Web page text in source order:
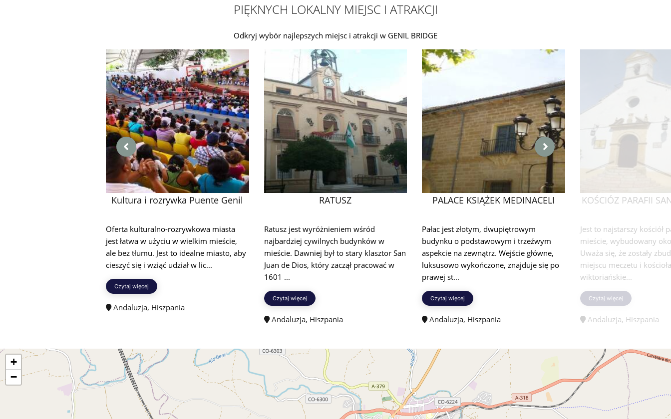
PIĘKNYCH LOKALNY MIEJSC I ATRAKCJI
Odkryj wybór najlepszych miejsc i atrakcji w GENIL BRIDGE
Kultura i rozrywka Puente Genil
Oferta kulturalno-rozrywkowa miasta
jest łatwa w użyciu w wielkim mieście,
ale bez tłumu. Jest to idealne miasto, aby
cieszyć się i wziąć udział w lic...
Czytaj więcej
Andaluzja, Hiszpania
RATUSZ
Ratusz jest wyróżnieniem wśród
najbardziej cywilnych budynków w
mieście. Dawniej był to stary klasztor San
Juan de Dios, który zaczął pracować w
1601 ...
Czytaj więcej
Andaluzja, Hiszpania
PALACE KSIĄŻEK MEDINACELI
Pałac jest złotym, dwupiętrowym
budynku o podstawowym i trzeźwym
aspekcie na zewnątrz. Wejście główne,
luksusowo wykończone, znajduje się po
prawej st...
Czytaj więcej
Andaluzja, Hiszpania
KOŚCIÓZ PARAFII
Jest to najstarszy kościół
mieście, wybudowany
Uważa się, że zostały
miejscu meczetu i kościoła
wiktoriańskie...
Czytaj więcej
Andaluzja, Hiszpania
+
−